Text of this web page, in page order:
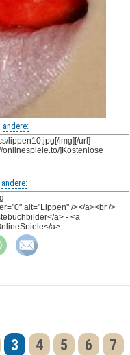
andere:
andere:
3 4 5 6
7